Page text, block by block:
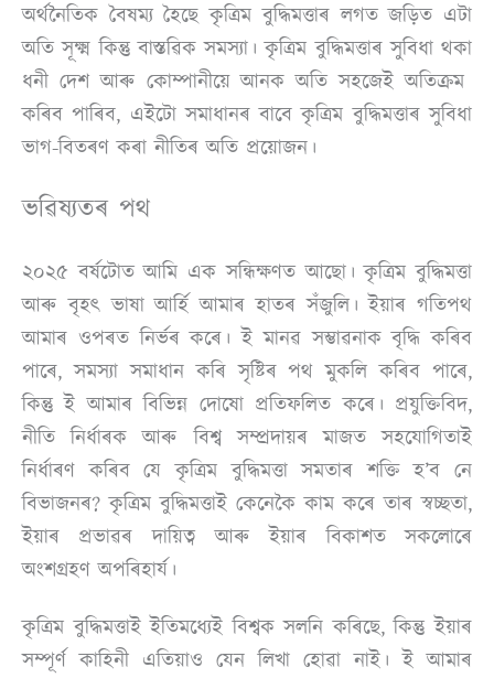
অৰ্থনৈতিক বৈষম্য হৈছে কৃত্ৰিম বুদ্ধিমত্তাৰ লগত জড়িত এটা
অতি সূক্ষ্ম কিন্তু বাস্তৱিক সমস্যা। কৃত্ৰিম বুদ্ধিমত্তাৰ সুবিধা থকা
ধনী দেশ আৰু কোম্পানীয়ে আনক অতি সহজেই অতিক্ৰম
কৰিব পাৰিব, এইটো সমাধানৰ বাবে কৃত্ৰিম বুদ্ধিমত্তাৰ সুবিধা
ভাগ-বিতৰণ কৰা নীতিৰ অতি প্ৰয়োজন।
ভৱিষ্যতৰ পথ
২০২৫ বৰ্ষটোত আমি এক সন্ধিক্ষণত আছো। কৃত্ৰিম বুদ্ধিমত্তা
আৰু বৃহৎ ভাষা আৰ্হি আমাৰ হাতৰ সঁজুলি। ইয়াৰ গতিপথ
আমাৰ ওপৰত নিৰ্ভৰ কৰে। ই মানৱ সম্ভাৱনাক বৃদ্ধি কৰিব
পাৰে, সমস্যা সমাধান কৰি সৃষ্টিৰ পথ মুকলি কৰিব পাৰে,
কিন্তু ই আমাৰ বিভিন্ন দোষো প্ৰতিফলিত কৰে। প্ৰযুক্তিবিদ,
নীতি নিৰ্ধাৰক আৰু বিশ্ব সম্প্ৰদায়ৰ মাজত সহযোগিতাই
নিৰ্ধাৰণ কৰিব যে কৃত্ৰিম বুদ্ধিমত্তা সমতাৰ শক্তি হ’ব নে
বিভাজনৰ? কৃত্ৰিম বুদ্ধিমত্তাই কেনেকৈ কাম কৰে তাৰ স্বচ্ছতা,
ইয়াৰ প্ৰভাৱৰ দায়িত্ব আৰু ইয়াৰ বিকাশত সকলোৰে
অংশগ্ৰহণ অপৰিহাৰ্য।
কৃত্ৰিম বুদ্ধিমত্তাই ইতিমধ্যেই বিশ্বক সলনি কৰিছে, কিন্তু ইয়াৰ
সম্পূৰ্ণ কাহিনী এতিয়াও যেন লিখা হোৱা নাই। ই আমাৰ